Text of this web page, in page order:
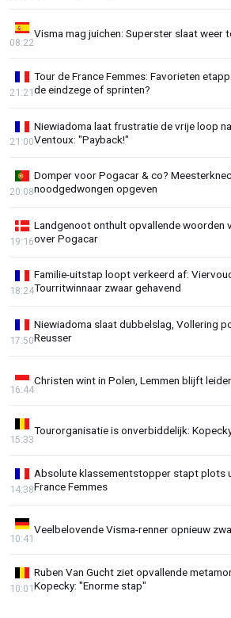
Visma mag juichen: Superster slaat weer
08:22
Tour de France Femmes: Favorieten
de eindzege of sprinten?
21:21
Niewiadoma laat frustratie de vrije loop
Ventoux: "Payback!"
21:00
Domper voor Pogacar & co?
noodgedwongen opgeven
20:08
Landgenoot onthult opvallende woorden
over Pogacar
19:16
Familie-uitstap loopt verkeerd af:
Tourritwinnaar zwaar gehavend
18:24
Niewiadoma slaat dubbelslag, Vollering
Reusser
17:50
Christen wint in Polen, Lemmen blijft leider
16:44
Tourorganisatie is onverbiddelijk:
15:33
Absolute klassementstopper stapt plots
France Femmes
14:38
Veelbelovende Visma-renner opnieuw
10:41
Ruben Van Gucht ziet opvallende
Kopecky: "Enorme stap"
10:01